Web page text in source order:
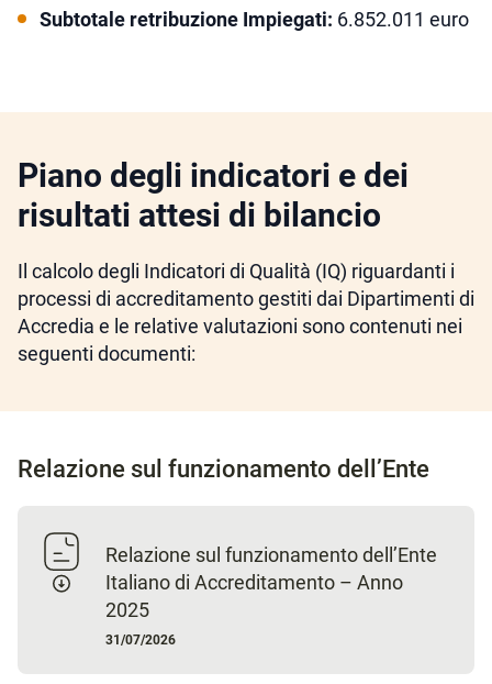
Subtotale retribuzione Impiegati: 6.852.011 euro
Piano degli indicatori e dei
risultati attesi di bilancio
Il calcolo degli Indicatori di Qualità (IQ) riguardanti i
processi di accreditamento gestiti dai Dipartimenti di
Accredia e le relative valutazioni sono contenuti nei
seguenti documenti:
Relazione sul funzionamento dell’Ente
Relazione sul funzionamento dell’Ente
Italiano di Accreditamento – Anno
2025
31/07/2026